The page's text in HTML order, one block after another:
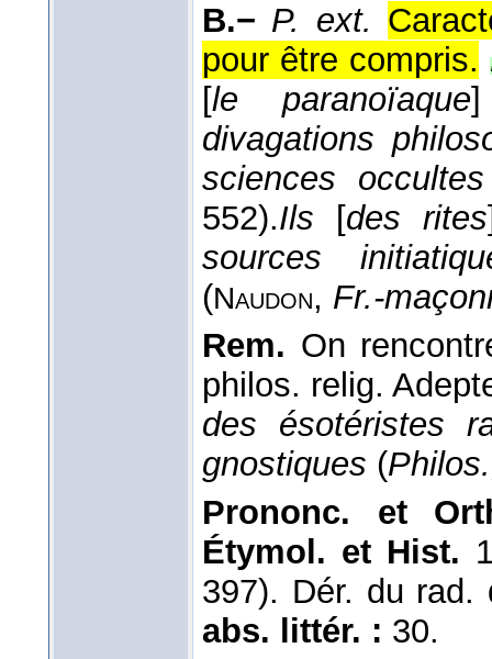
B.− P. ext.
pour être compris.
[le paranoïaque
divagations
sciences occultes
552).Ils [des rites
sources
(Naudon, Fr.-
Rem. On
philos. relig.
des ésotéristes
gnostiques (
Prononc. et
Étymol. et Hist.
397). Dér. du
abs. littér. : 30.